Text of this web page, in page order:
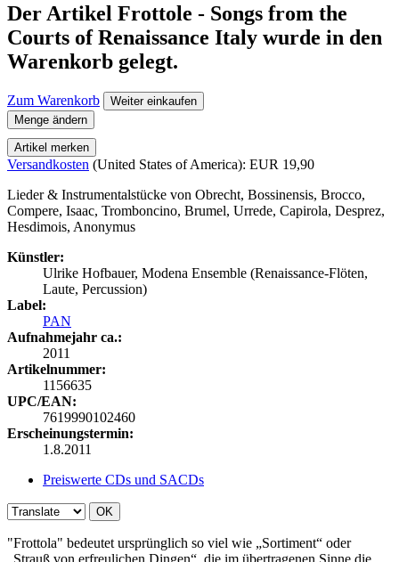
Der Artikel Frottole - Songs from the
Courts of Renaissance Italy wurde in den
Warenkorb gelegt.
Zum Warenkorb
Weiter einkaufen
Menge ändern
Artikel merken
Versandkosten (United States of America): EUR 19,90
Lieder & Instrumentalstücke von Obrecht, Bossinensis, Brocco,
Compere, Isaac, Tromboncino, Brumel, Urrede, Capirola, Desprez,
Hesdimois, Anonymus
Künstler:
Ulrike Hofbauer, Modena Ensemble (Renaissance-Flöten,
Laute, Percussion)
Label:
PAN
Aufnahmejahr ca.:
2011
Artikelnummer:
1156635
UPC/EAN:
7619990102460
Erscheinungstermin:
1.8.2011
Preiswerte CDs und SACDs
OK
"Frottola" bedeutet ursprünglich so viel wie „Sortiment“ oder
„Strauß von erfreulichen Dingen“, die im übertragenen Sinne die